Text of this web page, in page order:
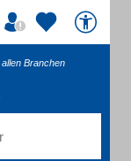
Branchen